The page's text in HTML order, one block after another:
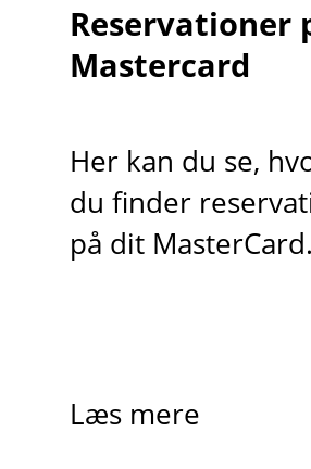
Reservationer
Mastercard
Her kan du se,
du finder
på dit MasterCard.
Læs mere